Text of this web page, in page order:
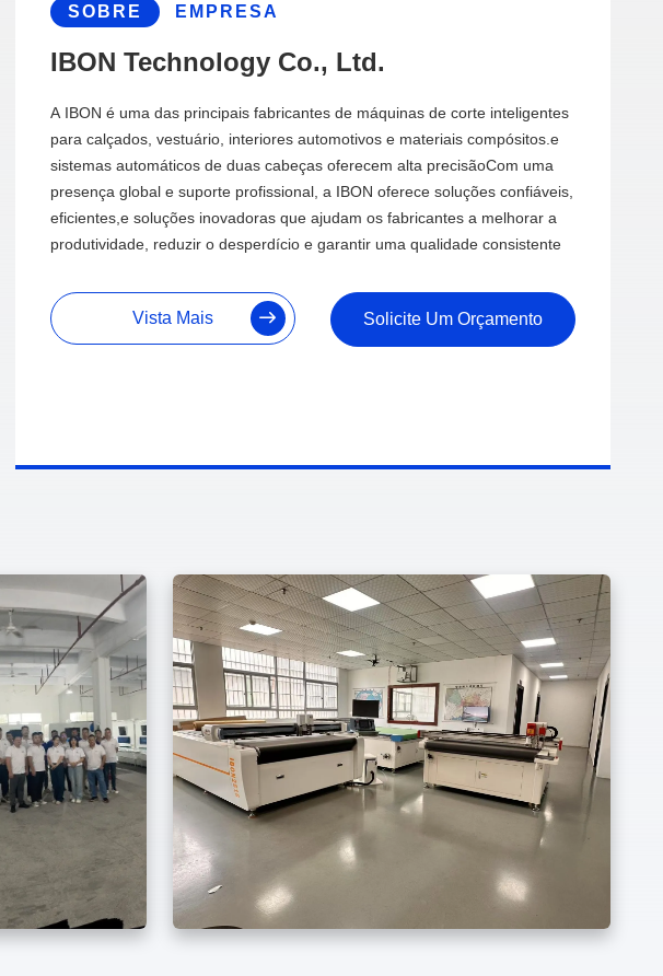
SOBRE EMPRESA
IBON Technology Co., Ltd.
A IBON é uma das principais fabricantes de máquinas de corte inteligentes
para calçados, vestuário, interiores automotivos e materiais compósitos.e
sistemas automáticos de duas cabeças oferecem alta precisãoCom uma
presença global e suporte profissional, a IBON oferece soluções confiáveis,
eficientes,e soluções inovadoras que ajudam os fabricantes a melhorar a
produtividade, reduzir o desperdício e garantir uma qualidade consistente
Vista Mais Solicite Um Orçamento